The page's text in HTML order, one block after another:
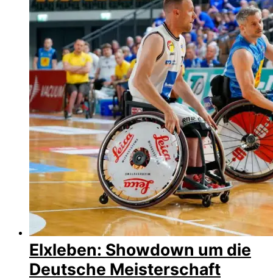
Elxleben: Showdown um die
Deutsche Meisterschaft